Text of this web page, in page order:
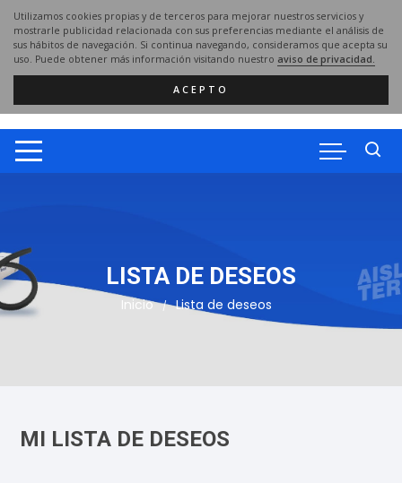
Utilizamos cookies propias y de terceros para mejorar nuestros servicios y
mostrarle publicidad relacionada con sus preferencias mediante el análisis de
sus hábitos de navegación. Si continua navegando, consideramos que acepta su
uso. Puede obtener más información visitando nuestro aviso de privacidad.
ACEPTO
Saltar
contenido
LISTA DE DESEOS
Inicio Lista de deseos
MI LISTA DE DESEOS